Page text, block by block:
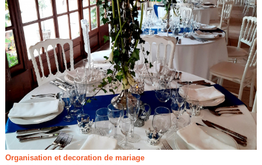
Organisation et decoration de mariage